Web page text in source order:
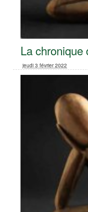
La chronique
jeudi 3 février 2022